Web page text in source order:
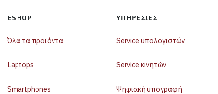
ESHOP
Όλα τα προϊόντα
Laptops
Smartphones
ΥΠΗΡΕΣΊΕΣ
Service υπολογιστών
Service κινητών
Ψηφιακή υπογραφή